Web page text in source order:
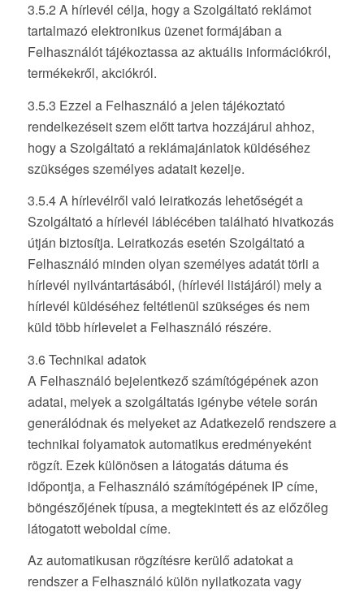
3.5.2 A hírlevél célja, hogy a Szolgáltató reklámot
tartalmazó elektronikus üzenet formájában a
Felhasználót tájékoztassa az aktuális információkról,
termékekről, akciókról.
3.5.3 Ezzel a Felhasználó a jelen tájékoztató
rendelkezéseit szem előtt tartva hozzájárul ahhoz,
hogy a Szolgáltató a reklámajánlatok küldéséhez
szükséges személyes adatait kezelje.
3.5.4 A hírlevélről való leiratkozás lehetőségét a
Szolgáltató a hírlevél láblécében található hivatkozás
útján biztosítja. Leiratkozás esetén Szolgáltató a
Felhasználó minden olyan személyes adatát törli a
hírlevél nyilvántartásából, (hírlevél listájáról) mely a
hírlevél küldéséhez feltétlenül szükséges és nem
küld több hírlevelet a Felhasználó részére.
3.6 Technikai adatok
A Felhasználó bejelentkező számítógépének azon
adatai, melyek a szolgáltatás igénybe vétele során
generálódnak és melyeket az Adatkezelő rendszere a
technikai folyamatok automatikus eredményeként
rögzít. Ezek különösen a látogatás dátuma és
időpontja, a Felhasználó számítógépének IP címe,
böngészőjének típusa, a megtekintett és az előzőleg
látogatott weboldal címe.
Az automatikusan rögzítésre kerülő adatokat a
rendszer a Felhasználó külön nyilatkozata vagy